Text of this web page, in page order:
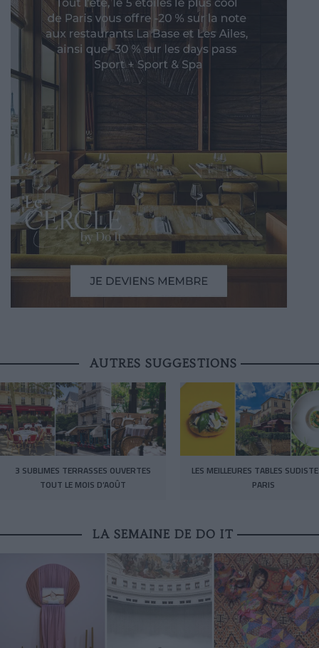
AUTRES SUGGESTIONS
3 SUBLIMES TERRASSES OUVERTES
TOUT LE MOIS D’AOÛT
LES MEILLEURES TABLES
PARIS
LA SEMAINE DE DO IT